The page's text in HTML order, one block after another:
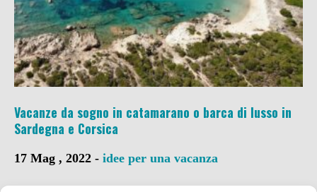
Vacanze da sogno in catamarano o barca di lusso in
Sardegna e Corsica
17 Mag , 2022 - idee per una vacanza